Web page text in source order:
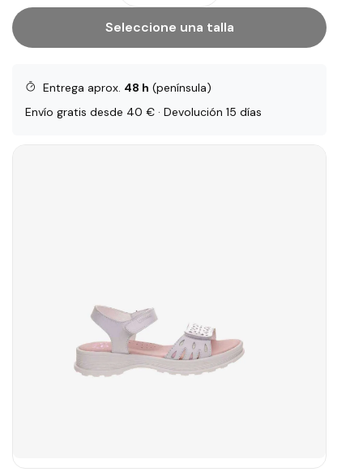
Seleccione una talla
Entrega aprox. 48 h (península)
Envío gratis desde 40 € · Devolución 15 días